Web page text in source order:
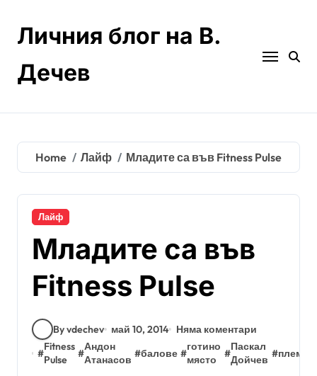
contentЛичния блог на В.
Дечев
Home Лайф Младите са във Fitness Pulse
Лайф
Младите са във
Fitness Pulse
By vdechev май 10, 2014
Няма коментари
#
Fitness
Pulse
#
Андон
Атанасов
#балове #
готино
място
#
Паскал
Дойчев
#